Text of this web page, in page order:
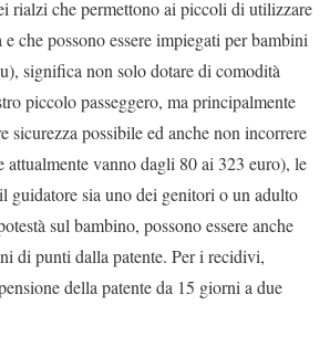
rialzi che permettono ai piccoli di utilizzare
che possono essere impiegati per bambini
significa non solo dotare di comodità
piccolo passeggero, ma principalmente
sicurezza possibile ed anche non incorrere
attualmente vanno dagli 80 ai 323 euro), le
guidatore sia uno dei genitori o un adulto
sul bambino, possono essere anche
di punti dalla patente. Per i recidivi,
della patente da 15 giorni a due